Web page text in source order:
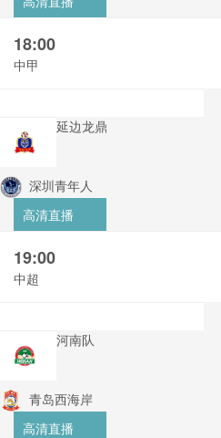
18:00
中甲
延边龙鼎
深圳青年人
高清直播
19:00
中超
河南队
青岛西海岸
高清直播